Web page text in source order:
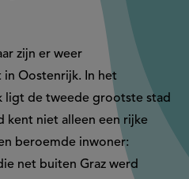
zijn er weer
Oostenrijk. In het
ligt de tweede grootste stad
kent niet alleen een rijke
beroemde inwoner:
net buiten Graz werd